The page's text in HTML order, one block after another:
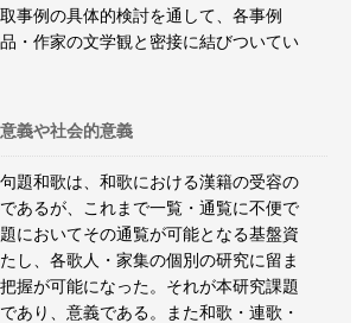
事例の具体的検討を通して、各事例
・作家の文学観と密接に結びついてい
義や社会的意義
題和歌は、和歌における漢籍の受容の
あるが、これまで一覧・通覧に不便で
においてその通覧が可能となる基盤資
し、各歌人・家集の個別の研究に留ま
握が可能になった。それが本研究課題
あり、意義である。また和歌・連歌・